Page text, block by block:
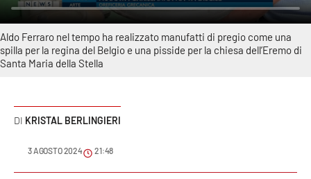
Sanità
Sport
Podcast
Meteo
Aldo Ferraro nel tempo ha realizzato manufatti di pregio come una
spilla per la regina del Belgio e una pisside per la chiesa dell’Eremo di
Santa Maria della Stella
KRISTAL BERLINGIERI
3 AGOSTO 2024 21:48